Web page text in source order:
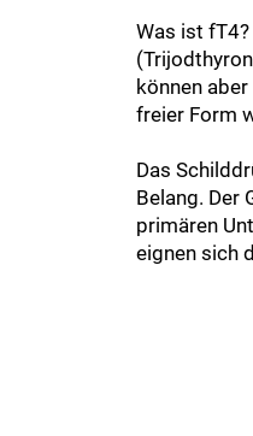
Was ist
können
freier Form
Das
Belang. Der
primären
eignen sich